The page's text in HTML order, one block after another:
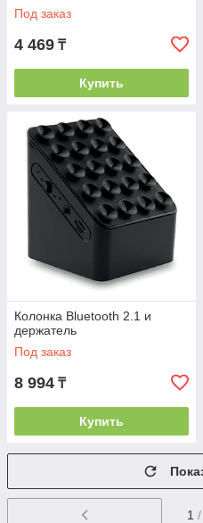
Под заказ
4 469 ₸
Купить
Колонка Bluetooth 2.1 и
держатель
Под заказ
8 994 ₸
Купить
1